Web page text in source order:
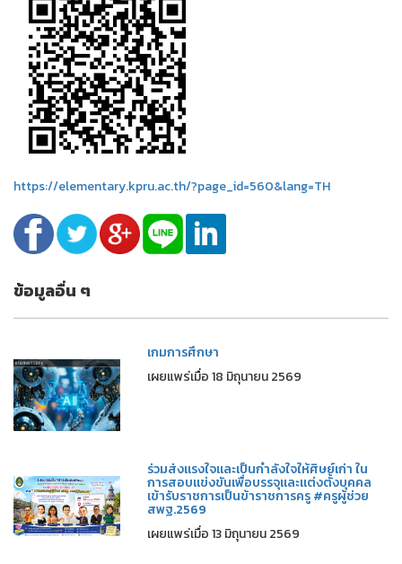
https://elementary.kpru.ac.th/?page_id=560&lang=TH
ข้อมูลอื่น ๆ
เกมการศึกษา
เผยแพร่เมื่อ 18 มิถุนายน 2569
ร่วมส่งแรงใจและเป็นกำลังใจให้ศิษย์เก่า ใน
การสอบแข่งขันเพื่อบรรจุและแต่งตั้งบุคคล
เข้ารับราชการเป็นข้าราชการครู #ครูผู้ช่วย
สพฐ.2569
เผยแพร่เมื่อ 13 มิถุนายน 2569